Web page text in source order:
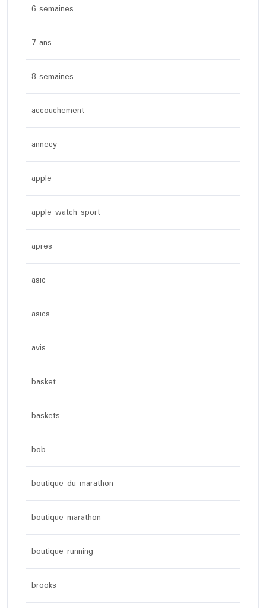
6 semaines
7 ans
8 semaines
accouchement
annecy
apple
apple watch sport
apres
asic
asics
avis
basket
baskets
bob
boutique du marathon
boutique marathon
boutique running
brooks